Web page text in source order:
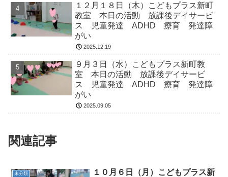
１２月１８日（木）こどもプラス新町
教室 本日の活動 放課後デイサービ
ス 児童発達 ADHD 療育 発達障
がい
2025.12.19
９月３日（水）こどもプラス新町教
室 本日の活動 放課後デイサービ
ス 児童発達 ADHD 療育 発達障
がい
2025.09.05
関連記事
未分類
１０月６日（月）こどもプラス新